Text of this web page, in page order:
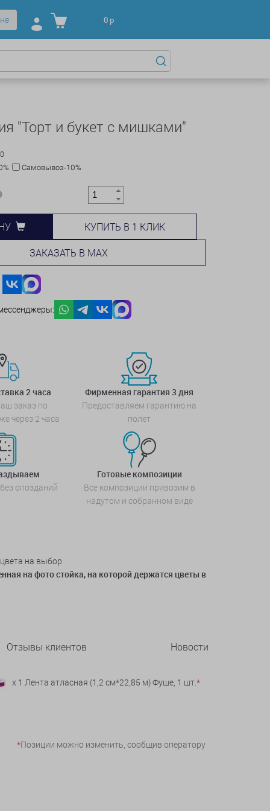
0р
"Торт и букет с мишками"
Самовывоз-10%
КУПИТЬ В 1 КЛИК
ЗАКАЗАТЬ В MAX
2 часа
заказ по
через 2 часа
Фирменная гарантия 3 дня
Предоставляем гарантию на
полет
опозданий
Готовые композиции
Все композиции привозим в
надутом и собранном виде
на выбор
на фото стойка, на которой держатся цветы в
Отзывы клиентов Новости
x 1 Лента атласная (1,2 см*22,85 м) Фуше, 1 шт.*
*Позиции можно изменить, сообщив оператору